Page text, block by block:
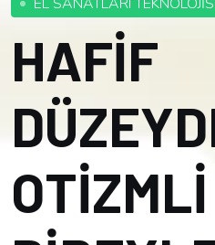
HAFİF
OTİZMLİ